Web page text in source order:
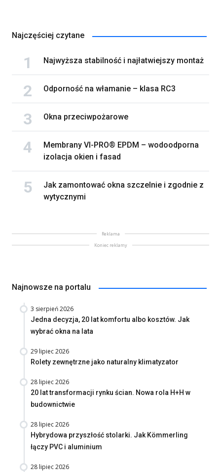
Najczęściej czytane
Najwyższa stabilność i najłatwiejszy montaż
Odporność na włamanie – klasa RC3
Okna przeciwpożarowe
Membrany VI-PRO® EPDM – wodoodporna
izolacja okien i fasad
Jak zamontować okna szczelnie i zgodnie z
wytycznymi
Reklama
Koniec reklamy
Najnowsze na portalu
3 sierpień 2026
Jedna decyzja, 20 lat komfortu albo kosztów. Jak
wybrać okna na lata
29 lipiec 2026
Rolety zewnętrzne jako naturalny klimatyzator
28 lipiec 2026
20 lat transformacji rynku ścian. Nowa rola H+H w
budownictwie
28 lipiec 2026
Hybrydowa przyszłość stolarki. Jak Kömmerling
łączy PVC i aluminium
28 lipiec 2026